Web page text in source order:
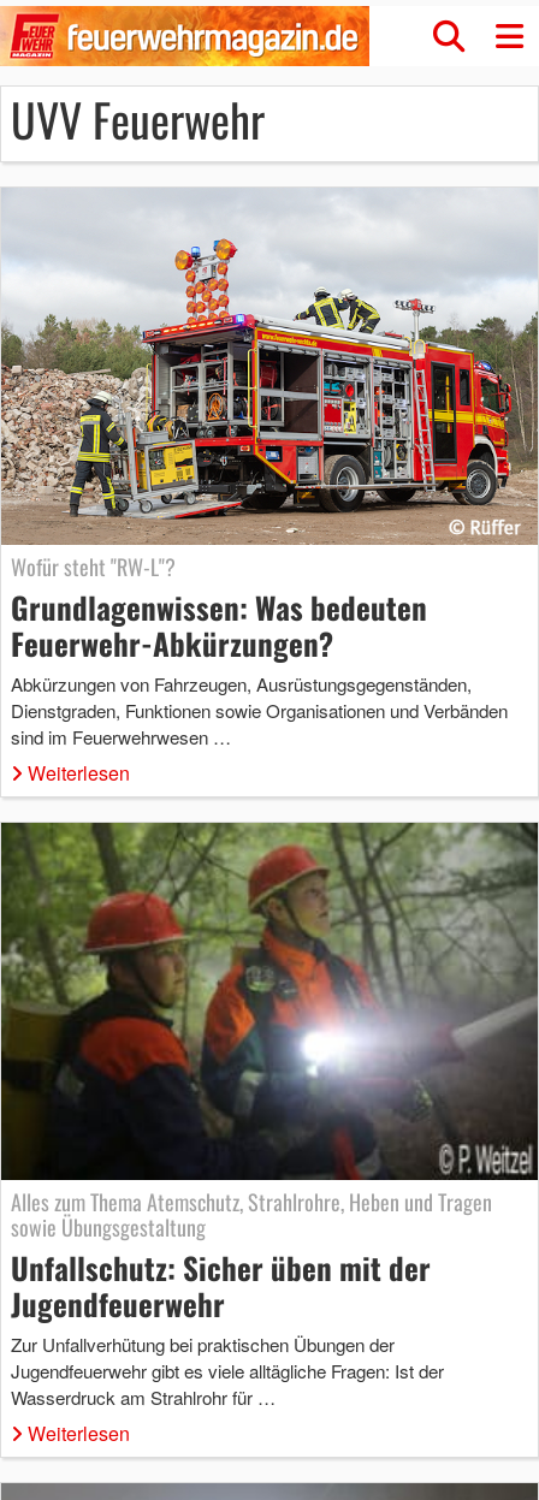
UVV Feuerwehr
Wofür steht "RW-L"?
Grundlagenwissen: Was bedeuten
Feuerwehr-Abkürzungen?
Abkürzungen von Fahrzeugen, Ausrüstungsgegenständen,
Dienstgraden, Funktionen sowie Organisationen und Verbänden
sind im Feuerwehrwesen …
Weiterlesen
Alles zum Thema Atemschutz, Strahlrohre, Heben und Tragen
sowie Übungsgestaltung
Unfallschutz: Sicher üben mit der
Jugendfeuerwehr
Zur Unfallverhütung bei praktischen Übungen der
Jugendfeuerwehr gibt es viele alltägliche Fragen: Ist der
Wasserdruck am Strahlrohr für …
Weiterlesen